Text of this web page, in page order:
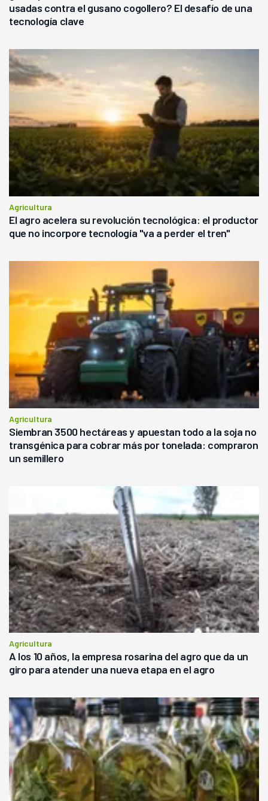
usadas contra el gusano cogollero? El desafío de una
tecnología clave
Agricultura
El agro acelera su revolución tecnológica: el productor
que no incorpore tecnología "va a perder el tren"
Agricultura
Siembran 3500 hectáreas y apuestan todo a la soja no
transgénica para cobrar más por tonelada: compraron
un semillero
Agricultura
A los 10 años, la empresa rosarina del agro que da un
giro para atender una nueva etapa en el agro